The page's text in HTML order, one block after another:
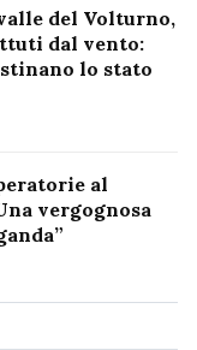
del Volturno,
dal vento:
lo stato
al
vergognosa